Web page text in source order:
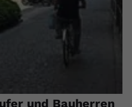
und Bauherren
statistische Daten.
id